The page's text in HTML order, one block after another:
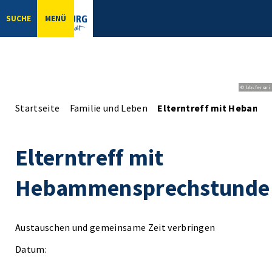
SUCHE MENÜ
© bbsferrari
Startseite Familie und Leben Elterntreff mit
Elterntreff mit
Hebammensprechstunde
Austauschen und gemeinsame Zeit verbringen
Datum: